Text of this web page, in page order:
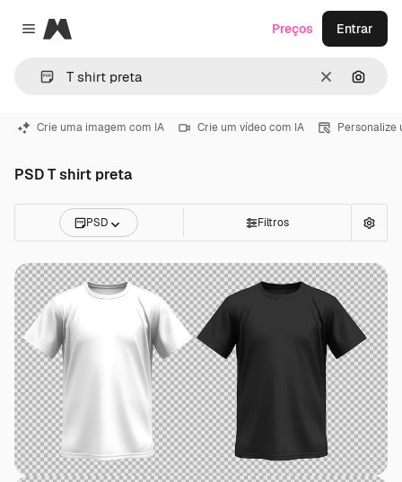
Close menu
Magnific
Limpar
Preços Entrar
Crie uma imagem com IA Crie um vídeo com IA Personalize
PSD T shirt preta
PSD Filtros